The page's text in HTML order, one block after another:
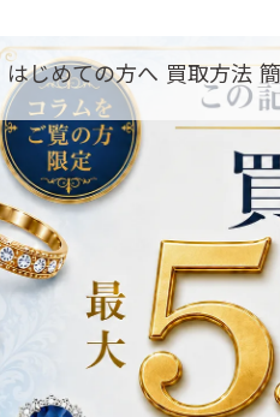
はじめての方へ 買取方法